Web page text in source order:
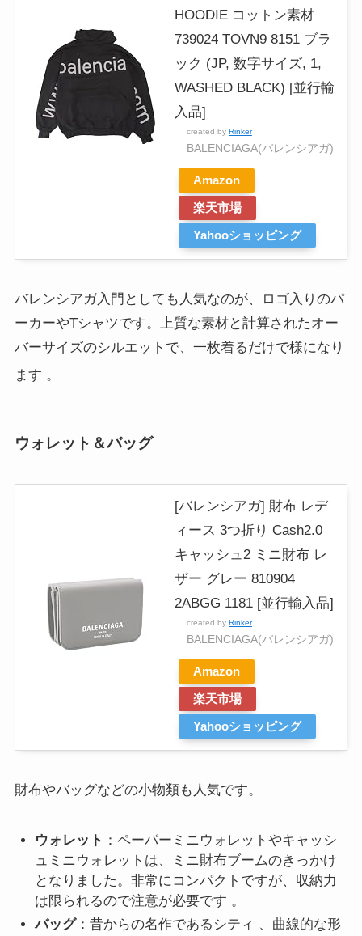
HOODIE コットン素材
739024 TOVN9 8151 ブラ
ック (JP, 数字サイズ, 1,
WASHED BLACK) [並行輸
入品]
created by Rinker
BALENCIAGA(バレンシアガ)
Amazon
楽天市場
Yahooショッピング
バレンシアガ入門としても人気なのが、ロゴ入りのパ
ーカーやTシャツです。上質な素材と計算されたオー
バーサイズのシルエットで、一枚着るだけで様になり
ます 。
ウォレット＆バッグ
[バレンシアガ] 財布 レデ
ィース 3つ折り Cash2.0
キャッシュ2 ミニ財布 レ
ザー グレー 810904
2ABGG 1181 [並行輸入品]
created by Rinker
BALENCIAGA(バレンシアガ)
Amazon
楽天市場
Yahooショッピング
財布やバッグなどの小物類も人気です。
ウォレット ：ペーパーミニウォレットやキャッシ
ュミニウォレットは、ミニ財布ブームのきっかけ
となりました。非常にコンパクトですが、収納力
は限られるので注意が必要です 。
バッグ：昔からの名作であるシティ 、曲線的な形